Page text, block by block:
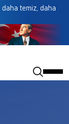
daha temiz, daha